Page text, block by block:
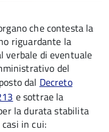
che contesta la
riguardante la
verbale di eventuale
del
dal Decreto
e sottrae la
la durata stabilita
in cui: